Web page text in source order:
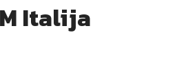
Italija